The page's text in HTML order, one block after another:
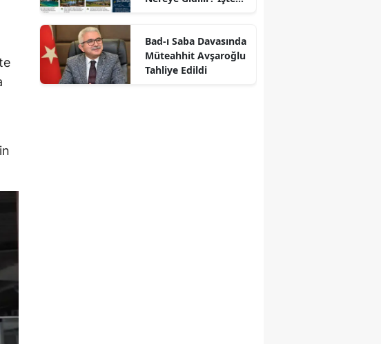
Bad-ı Saba Davasında
Müteahhit Avşaroğlu
Tahliye Edildi